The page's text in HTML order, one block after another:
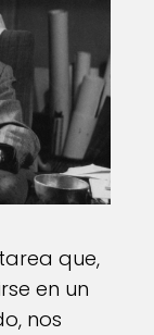
que,
en un
nos